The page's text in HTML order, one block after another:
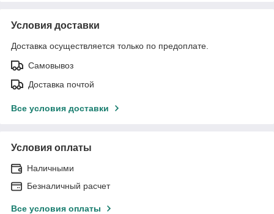
Условия доставки
Доставка осуществляется только по предоплате.
Самовывоз
Доставка почтой
Все условия доставки
Условия оплаты
Наличными
Безналичный расчет
Все условия оплаты